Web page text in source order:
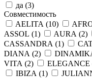
да (3)
Совместимость
AELITA (10)
ASSOL (1) AURA (2)
CASSANDRA (1)
DIANA (2)
VITA (2) ELEGANCE
IBIZA (1)